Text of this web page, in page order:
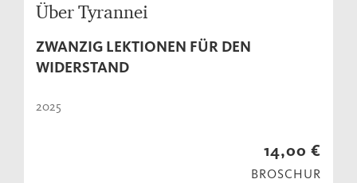
Über Tyrannei
ZWANZIG LEKTIONEN FÜR DEN
WIDERSTAND
2025
14,00 €
BROSCHUR